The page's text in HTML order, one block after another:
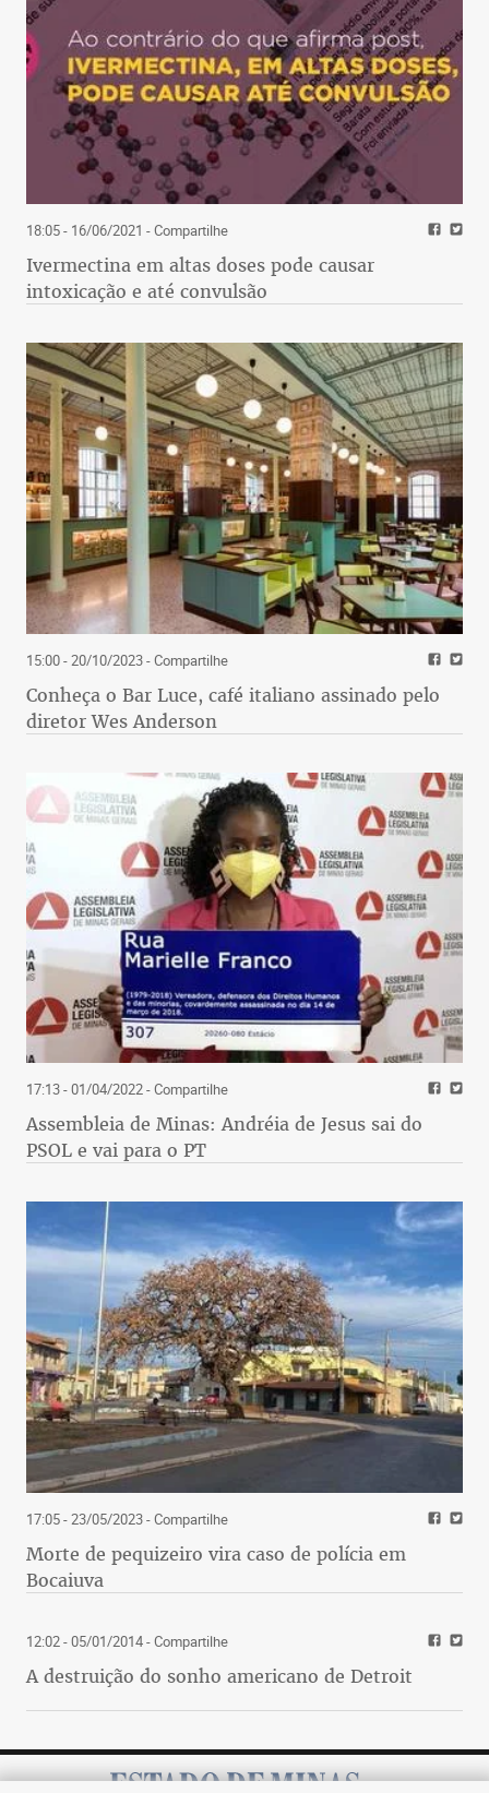
18:05 - 16/06/2021 - Compartilhe
Ivermectina em altas doses pode causar
intoxicação e até convulsão
15:00 - 20/10/2023- Compartilhe
Conheça o Bar Luce, café italiano assinado pelo
diretor Wes Anderson
17:13 - 01/04/2022- Compartilhe
Assembleia de Minas: Andréia de Jesus sai do
PSOL e vai para o PT
17:05 - 23/05/2023- Compartilhe
Morte de pequizeiro vira caso de polícia em
Bocaiuva
12:02 - 05/01/2014- Compartilhe
A destruição do sonho americano de Detroit